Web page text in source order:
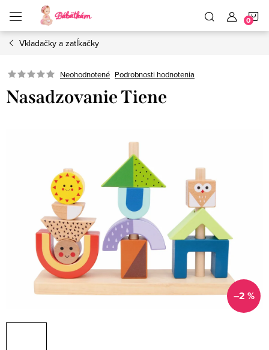
obsah
Vkladačky a zatĺkačky
Neohodnotené Podrobnosti hodnotenia
Nasadzovanie Tiene
–2 %